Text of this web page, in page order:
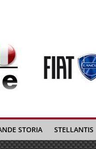
STORIA STELLANTIS